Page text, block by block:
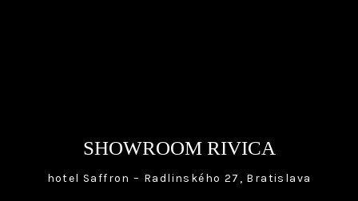
SHOWROOM RIVICA
hotel Saffron – Radlinského 27, Bratislava